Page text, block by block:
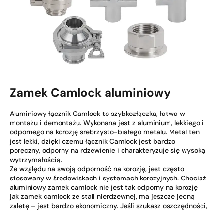
Zamek Camlock aluminiowy
Aluminiowy łącznik Camlock to szybkozłączka, łatwa w
montażu i demontażu. Wykonana jest z aluminium, lekkiego i
odpornego na korozję srebrzysto-białego metalu. Metal ten
jest lekki, dzięki czemu łącznik Camlock jest bardzo
poręczny, odporny na rdzewienie i charakteryzuje się wysoką
wytrzymałością.
Ze względu na swoją odporność na korozję, jest często
stosowany w środowiskach i systemach korozyjnych. Chociaż
aluminiowy zamek camlock nie jest tak odporny na korozję
jak zamek camlock ze stali nierdzewnej, ma jeszcze jedną
zaletę – jest bardzo ekonomiczny. Jeśli szukasz oszczędności,